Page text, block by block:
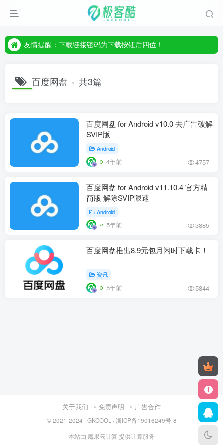
友情提醒：下载链接密码为下载按钮后四位！
百度网盘 共3篇
百度网盘 for Android v10.0 去广告破解
SVIP版
Android
4年前 4757
百度网盘 for Android v11.10.4 官方精
简版 解除SVIP限速
Android
5年前 3885
百度网盘推出8.9元包月闲时下载卡！
资讯
5年前 5844
关于我们 免责声明 广告合作
© 2021-2024 · GKCOOL · 浙ICP备19016249号-8
本站由 魔果云计算 提供计算服务